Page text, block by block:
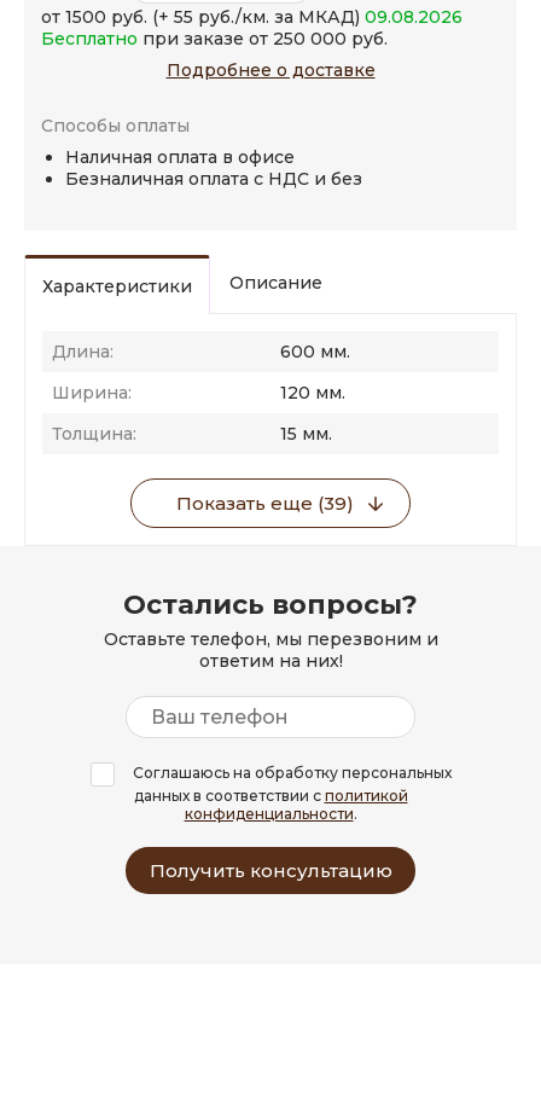
от 1500 руб. (+ 55 руб./км. за МКАД) 09.08.2026
Бесплатно при заказе от 250 000 руб.
Подробнее о доставке
Способы оплаты
Наличная оплата в офисе
Безналичная оплата с НДС и без
Характеристики Описание
Длина:
600 мм.
Ширина:
120 мм.
Толщина:
15 мм.
Показать еще (39)
Остались вопросы?
Оставьте телефон, мы перезвоним и
ответим на них!
Соглашаюсь на обработку персональных
данных в соответствии с политикой
конфиденциальности.
Получить консультацию